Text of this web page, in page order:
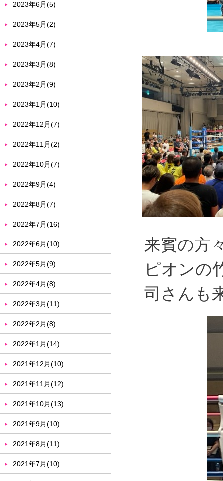
来賓の方
ピオンの
司さんも
2023年6月(5)
2023年5月(2)
2023年4月(7)
2023年3月(8)
2023年2月(9)
2023年1月(10)
2022年12月(7)
2022年11月(2)
2022年10月(7)
2022年9月(4)
2022年8月(7)
2022年7月(16)
2022年6月(10)
2022年5月(9)
2022年4月(8)
2022年3月(11)
2022年2月(8)
2022年1月(14)
2021年12月(10)
2021年11月(12)
2021年10月(13)
2021年9月(10)
2021年8月(11)
2021年7月(10)